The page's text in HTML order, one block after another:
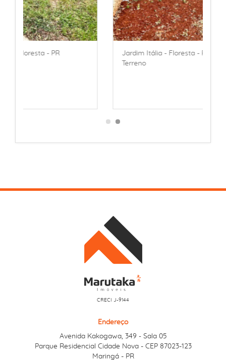
Jardim Itália - Floresta - PR
CRECI J-9144
Endereço
Avenida Kakogawa, 349 - Sala 05
Parque Residencial Cidade Nova - CEP 87023-123
Maringá - PR